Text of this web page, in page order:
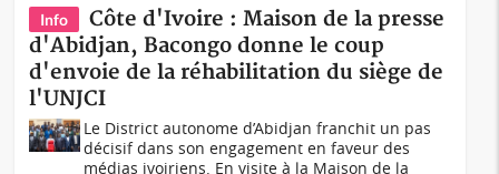
Info
Côte d'Ivoire : Maison de la presse
d'Abidjan, Bacongo donne le coup
d'envoie de la réhabilitation du siège de
l'UNJCI
Le District autonome d’Abidjan franchit un pas
décisif dans son engagement en faveur des
médias ivoiriens. En visite à la Maison de la